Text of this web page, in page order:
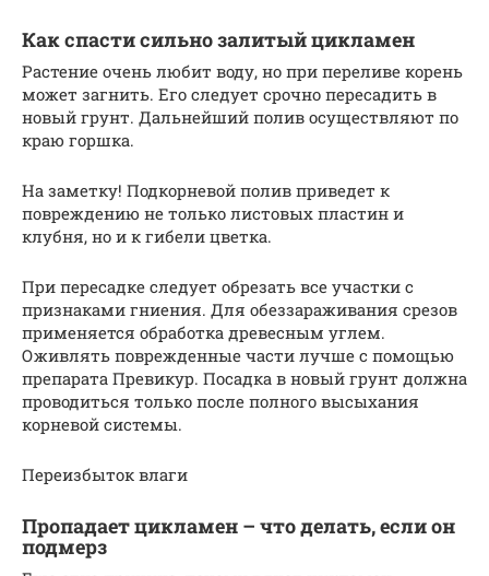
Как спасти сильно залитый цикламен
Растение очень любит воду, но при переливе корень
может загнить. Его следует срочно пересадить в
новый грунт. Дальнейший полив осуществляют по
краю горшка.
На заметку! Подкорневой полив приведет к
повреждению не только листовых пластин и
клубня, но и к гибели цветка.
При пересадке следует обрезать все участки с
признаками гниения. Для обеззараживания срезов
применяется обработка древесным углем.
Оживлять поврежденные части лучше с помощью
препарата Превикур. Посадка в новый грунт должна
проводиться только после полного высыхания
корневой системы.
Переизбыток влаги
Пропадает цикламен – что делать, если он
подмерз